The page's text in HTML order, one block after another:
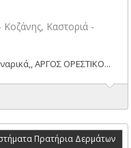
Καστοριά -
ΑΡΓΟΣ ΟΡΕΣΤΙΚΟ...
Πρατήρια Δερμάτων